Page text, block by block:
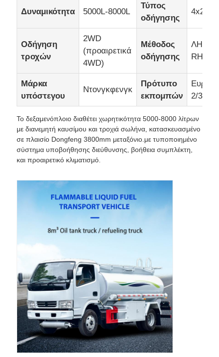
Δυναμικότητα 5000L-8000L
Τύπος
οδήγησης
4x2
Οδήγηση
τροχών
2WD
(προαιρετικά
4WD)
Μέθοδος
οδήγησης
ΛHD ή
RHD
Μάρκα
υπόστεγου
Ντονγκφενγκ
Πρότυπο
εκπομπών
Ευρω
2/3/4
Το δεξαμενόπλοιο διαθέτει χωρητικότητα 5000-8000 λίτρων
με διανεμητή καυσίμου και τροχιά σωλήνα, κατασκευασμένο
σε πλαισίο Dongfeng 3800mm μεταξόνιο.με τυποποιημένο
σύστημα υποβοήθησης διεύθυνσης, βοήθεια συμπλέκτη,
και προαιρετικό κλιματισμό.